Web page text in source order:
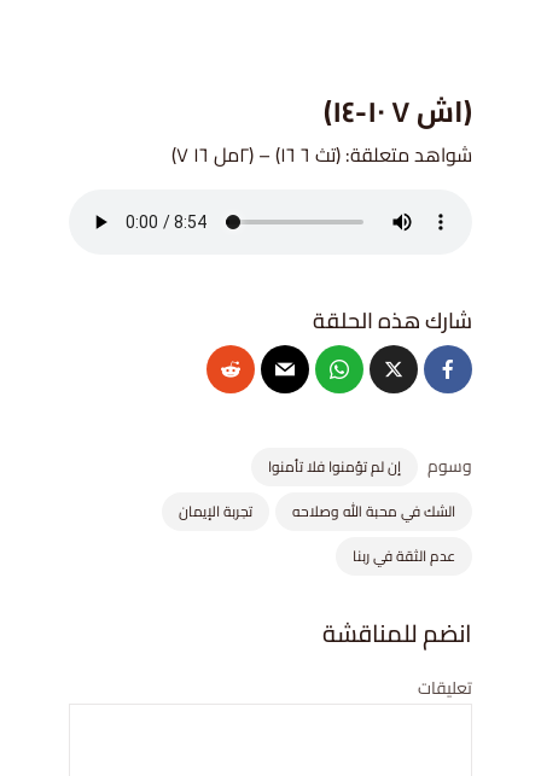
(اش ٧ ١٠-١٤)
شواهد متعلقة: (تث ٦ ١٦) – (٢مل ١٦ ٧)
وسوم
إن لم تؤمنوا فلا تأمنوا
الشك في محبة الله وصلاحه
تجربة الإيمان
عدم الثقة في ربنا
انضم للمناقشة
تعليقات